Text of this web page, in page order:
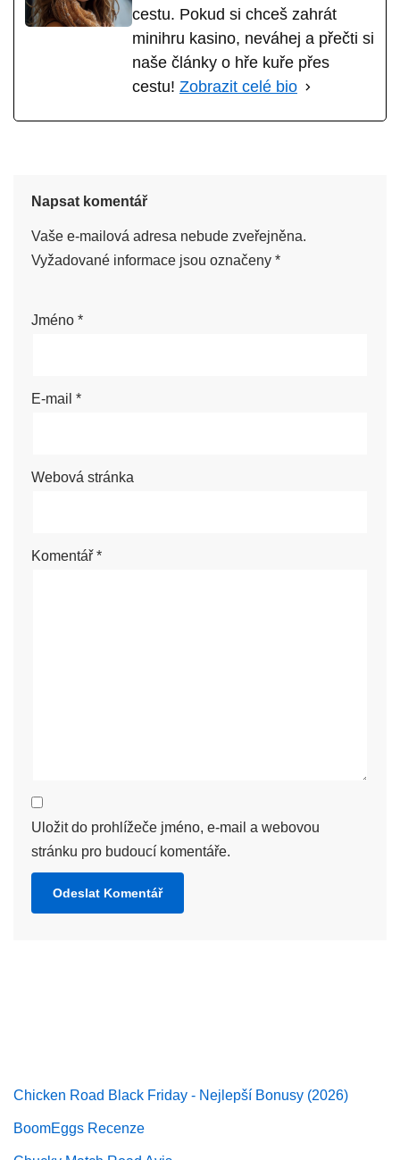
cestu. Pokud si chceš zahrát
minihru kasino, neváhej a přečti si
naše články o hře kuře přes
cestu! Zobrazit celé bio
Napsat komentář
Vaše e-mailová adresa nebude zveřejněna.
Vyžadované informace jsou označeny *
Jméno *
E-mail *
Webová stránka
Komentář *
Uložit do prohlížeče jméno, e-mail a webovou
stránku pro budoucí komentáře.
Chicken Road Black Friday - Nejlepší Bonusy (2026)
BoomEggs Recenze